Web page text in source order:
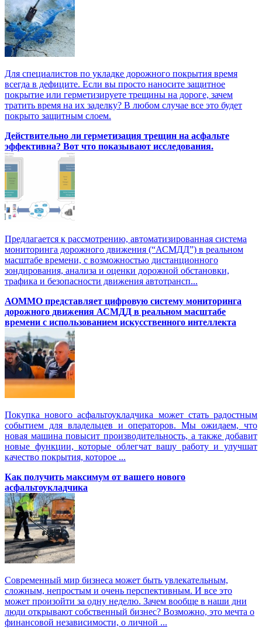
Для специалистов по укладке дорожного покрытия время
всегда в дефиците. Если вы просто наносите защитное
покрытие или герметизируете трещины на дороге, зачем
тратить время на их заделку? В любом случае все это будет
покрыто защитным слоем.
Действительно ли герметизация трещин на асфальте
эффективна? Вот что показывают исследования.
Предлагается к рассмотрению, автоматизированная система
мониторинга дорожного движения (“АСМДД”) в реальном
масштабе времени, с возможностью дистанционного
зондирования, анализа и оценки дорожной обстановки,
трафика и безопасности движения автотрансп...
АОММО представляет цифровую cистему мониторинга
дорожного движения АСМДД в реальном масштабе
времени с использованием искусственного интеллекта
Покупка нового асфальтоукладчика может стать радостным
событием для владельцев и операторов. Мы ожидаем, что
новая машина повысит производительность, а также добавит
новые функции, которые облегчат вашу работу и улучшат
качество покрытия, которое ...
Как получить максимум от вашего нового
асфальтоукладчика
Современный мир бизнеса может быть увлекательным,
сложным, непростым и очень перспективным. И все это
может произойти за одну неделю. Зачем вообще в наши дни
люди открывают собственный бизнес? Возможно, это мечта о
финансовой независимости, о личной ...